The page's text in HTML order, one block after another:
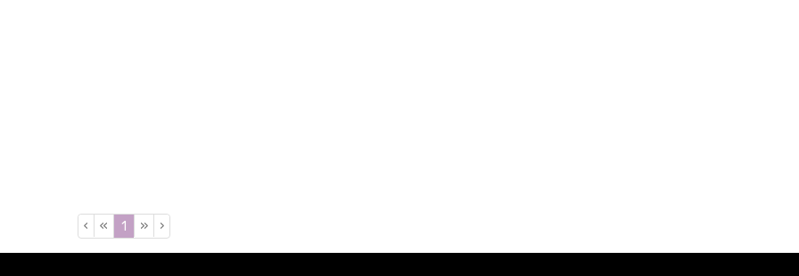
‹
«
1
»
›